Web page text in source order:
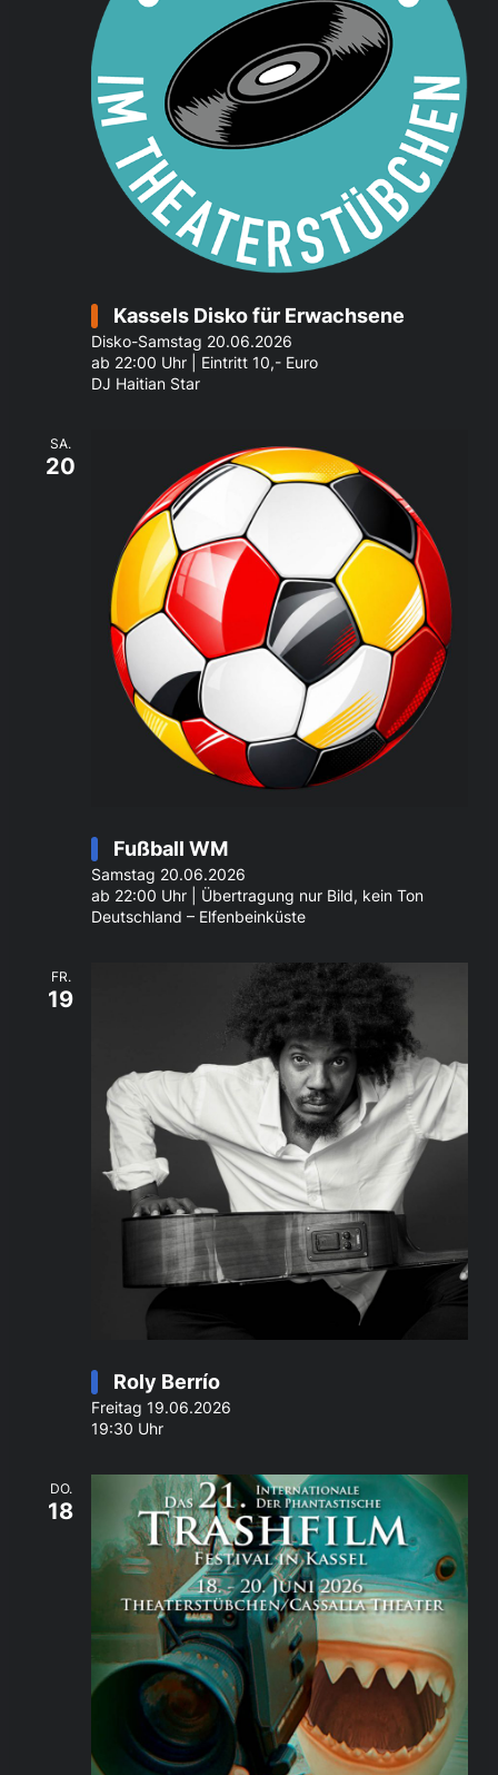
Kassels Disko für Erwachsene
Disko-Samstag 20.06.2026
ab 22:00 Uhr | Eintritt 10,- Euro
DJ Haitian Star
SA.
20
Fußball WM
Samstag 20.06.2026
ab 22:00 Uhr | Übertragung nur Bild, kein Ton
Deutschland – Elfenbeinküste
FR.
19
Roly Berrío
Freitag 19.06.2026
19:30 Uhr
DO.
18